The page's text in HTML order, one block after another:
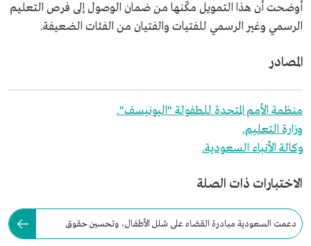
أوضحت أن هذا التمويل مكّنها من ضمان الوصول إلى فرص التعليم
الرسمي وغير الرسمي للفتيات والفتيان من الفئات الضعيفة.
المصادر
منظمة الأمم المتحدة للطفولة "اليونيسف".
وزارة التعليم.
وكالة الأنباء السعودية.
الاختبارات ذات الصلة
دعمت السعودية مبادرة القضاء على شلل الأطفال، وتحسين حقوق